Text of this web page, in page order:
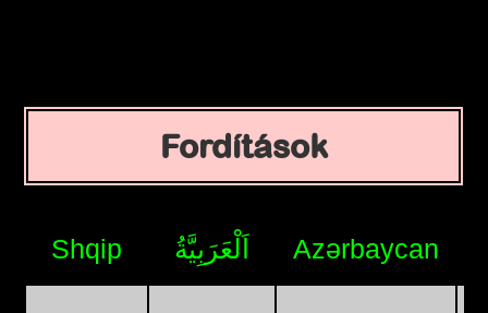
Fordítások
Shqip اَلْعَرَبِيَّةُ Azərbaycan